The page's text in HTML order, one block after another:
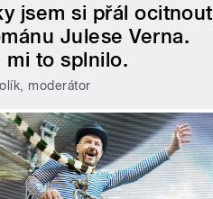
jsem si přál ocitnout
Julese Verna.
mi to splnilo.
moderátor